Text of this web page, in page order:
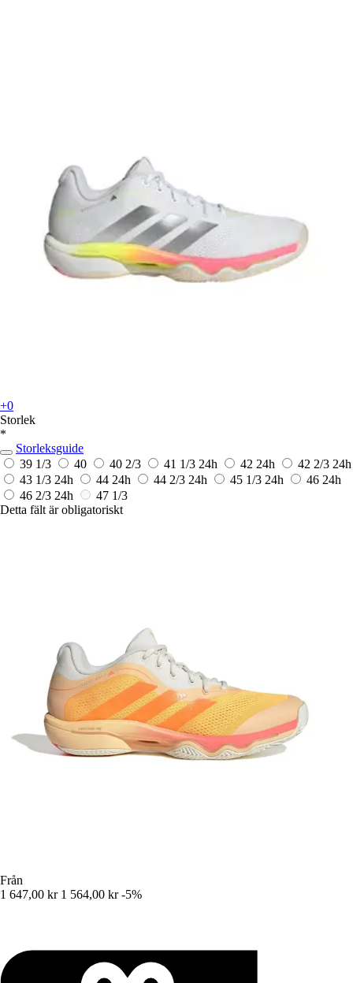
+0
Storlek
*
Storleksguide
39 1/3
40 40 2/3 41 1/3 24h 42 24h 42 2/3 24h
43 1/3 24h 44 24h 44 2/3 24h 45 1/3 24h 46 24h
46 2/3 24h
47 1/3
Detta fält är obligatoriskt
Från
1 647,00 kr 1 564,00 kr -5%